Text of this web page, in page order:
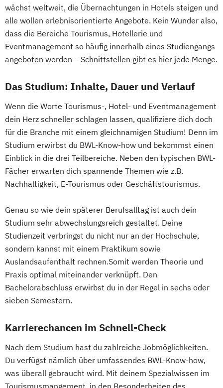
wächst weltweit, die Übernachtungen in Hotels steigen und
alle wollen erlebnisorientierte Angebote. Kein Wunder also,
dass die Bereiche Tourismus, Hotellerie und
Eventmanagement so häufig innerhalb eines Studiengangs
angeboten werden – Schnittstellen gibt es hier jede Menge.
Das Studium: Inhalte, Dauer und Verlauf
Wenn die Worte Tourismus-, Hotel- und Eventmanagement
dein Herz schneller schlagen lassen, qualifiziere dich doch
für die Branche mit einem gleichnamigen Studium! Denn im
Studium erwirbst du BWL-Know-how und bekommst einen
Einblick in die drei Teilbereiche. Neben den typischen BWL-
Fächer erwarten dich spannende Themen wie z.B.
Nachhaltigkeit, E-Tourismus oder Geschäftstourismus.
Genau so wie dein späterer Berufsalltag ist auch dein
Studium sehr abwechslungsreich gestaltet. Deine
Studienzeit verbringst du nicht nur an der Hochschule,
sondern kannst mit einem Praktikum sowie
Auslandsaufenthalt rechnen.Somit werden Theorie und
Praxis optimal miteinander verknüpft. Den
Bachelorabschluss erwirbst du in der Regel in sechs oder
sieben Semestern.
Karrierechancen im Schnell-Check
Nach dem Studium hast du zahlreiche Jobmöglichkeiten.
Du verfügst nämlich über umfassendes BWL-Know-how,
was überall gebraucht wird. Mit deinem Spezialwissen im
Tourismusmangement, in den Besonderheiten des